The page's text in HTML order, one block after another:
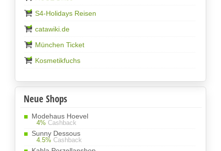
S4-Holidays Reisen
catawiki.de
München Ticket
Kosmetikfuchs
Neue Shops
Modehaus Hoevel
4% Cashback
Sunny Dessous
4.5% Cashback